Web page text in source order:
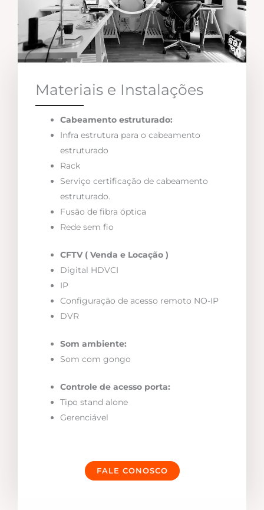
Materiais e Instalações
Cabeamento estruturado:
Infra estrutura para o cabeamento
estruturado
Rack
Serviço certificação de cabeamento
estruturado.
Fusão de fibra óptica
Rede sem fio
CFTV ( Venda e Locação )
Digital HDVCI
IP
Configuração de acesso remoto NO-IP
DVR
Som ambiente:
Som com gongo
Controle de acesso porta:
Tipo stand alone
Gerenciável
FALE CONOSCO